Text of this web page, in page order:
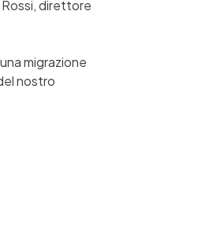
direttore
migrazione
nostro